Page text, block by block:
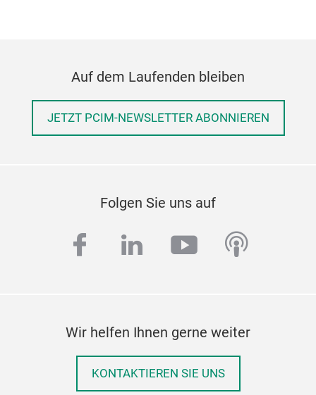
Auf dem Laufenden bleiben
JETZT PCIM-NEWSLETTER ABONNIEREN
Folgen Sie uns auf
facebook
linkedinyoutube
Wir helfen Ihnen gerne weiter
KONTAKTIEREN SIE UNS